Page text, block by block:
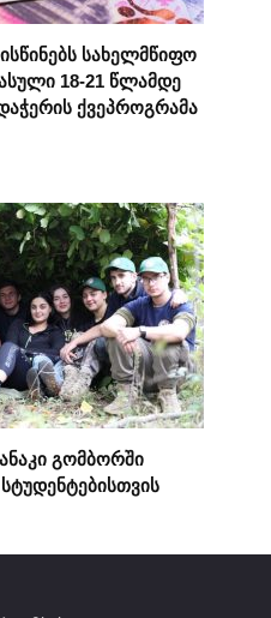
სახელმწიფო
18-21 წლამდე
ქვეპროგრამა
გომბორში